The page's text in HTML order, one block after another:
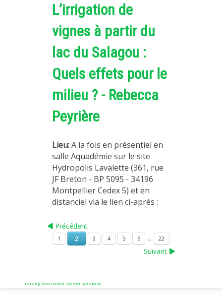
L’irrigation de
vignes à partir du
lac du Salagou :
Quels effets pour le
milieu ? - Rebecca
Peyrière
Lieu:A la fois en présentiel en
salle Aquadémie sur le site
Hydropolis Lavalette (361, rue
JF Breton - BP 5095 - 34196
Montpellier Cedex 5) et en
distanciel via le lien ci-après :
Précédent
1 2 3 4 5 6 ... 22
Suivant
FaLang translation system by Faboba